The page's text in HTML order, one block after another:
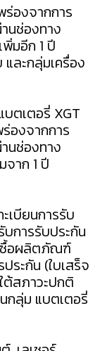
ร่องจากการ
นช่องทาง
มอีก 1 ปี
ละกลุ่มเครื่อง
ตเตอรี่ XGT
องจากการ
นช่องทาง
จาก 1 ปี
เบียนการรับ
การรับประกัน
ซื้อผลิตภัณฑ์
ระกัน (ใบเสร็จ
สภาวะปกติ
กลุ่ม แบตเตอรี่